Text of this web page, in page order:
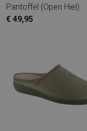
Pantoffel (open Hiel)
€ 49,95